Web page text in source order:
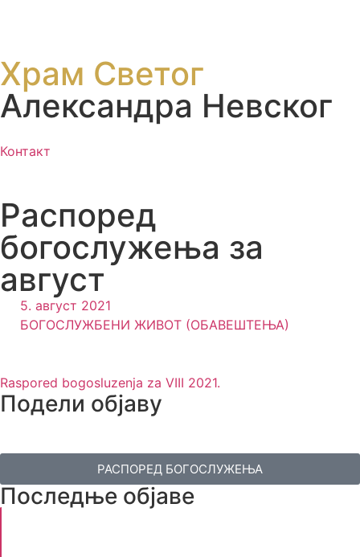
Храм Светог
Александра Невског
Контакт
Распоред
богослужења за
август
5. август 2021
БОГОСЛУЖБЕНИ ЖИВОТ (ОБАВЕШТЕЊА)
Raspored bogosluzenja za VIII 2021.
Подели објаву
РАСПОРЕД БОГОСЛУЖЕЊА
Последње објаве